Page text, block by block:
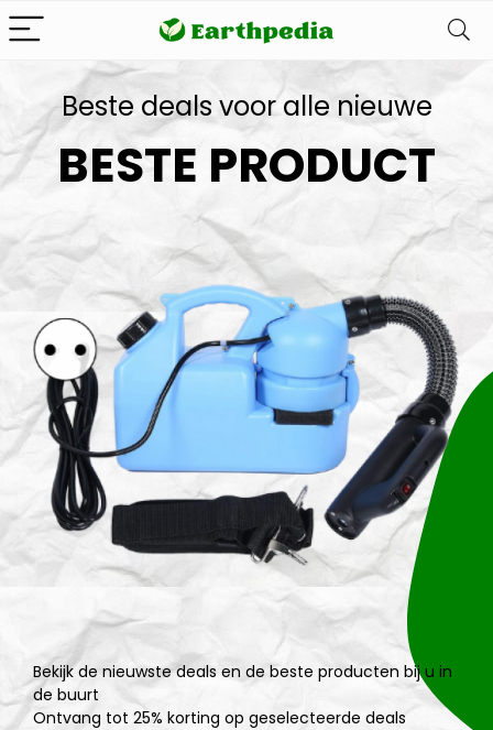
Beste deals voor alle nieuwe
BESTE PRODUCT
Bekijk de nieuwste deals en de beste producten bij u in
de buurt
Ontvang tot 25% korting op geselecteerde deals